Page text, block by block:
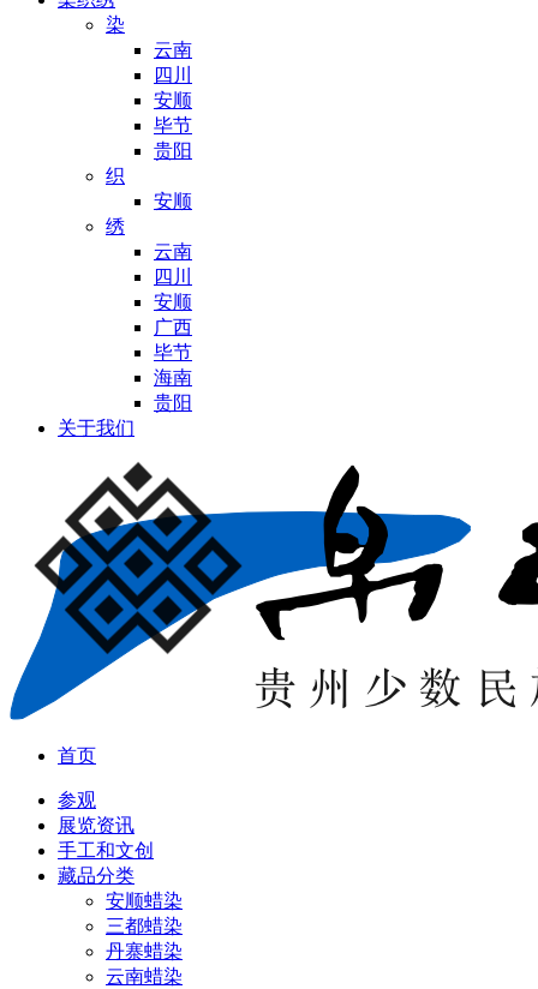
染
云南
四川
安顺
毕节
贵阳
织
安顺
绣
云南
四川
安顺
广西
毕节
海南
贵阳
关于我们
首页
参观
展览资讯
手工和文创
藏品分类
安顺蜡染
三都蜡染
丹寨蜡染
云南蜡染